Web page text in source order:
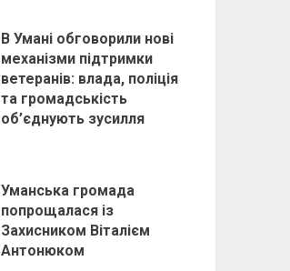
В Умані обговорили нові
механізми підтримки
ветеранів: влада, поліція
та громадськість
об’єднують зусилля
Уманська громада
попрощалася із
Захисником Віталієм
Антонюком